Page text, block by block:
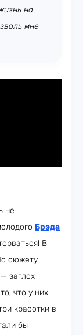
на
мне
не
Брэда
В
сюжету
заглох
что у них
красотки в
бы